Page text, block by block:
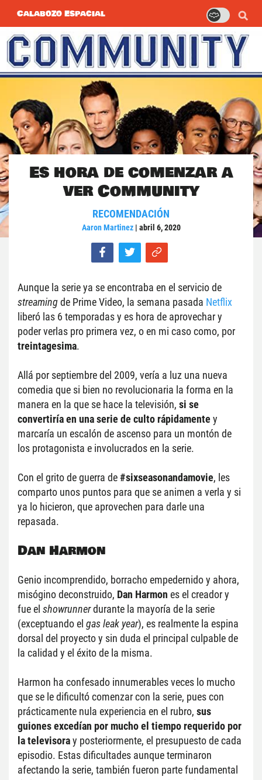
Calabozo Espacial
Es hora de comenzar a
ver Community
RECOMENDACIÓN
Aaron Martinez| abril 6, 2020
streaming de Prime Video, la semana pasada Netflix
liberó las 6 temporadas y es hora de aprovechar y
treintagesima.
Allá por septiembre del 2009, vería a luz una nueva
comedia que si bien no revolucionaria la forma en la
manera en la que se hace la televisión, si se
convertiría en una serie de culto rápidamente y
marcaría un escalón de ascenso para un montón de
los protagonista e involucrados en la serie.
Con el grito de guerra de #sixseasonandamovie, les
comparto unos puntos para que se animen a verla y si
ya lo hicieron, que aprovechen para darle una
repasada.
Dan Harmon
Genio incomprendido, borracho empedernido y ahora,
misógino deconstruido, Dan Harmon es el creador y
fue el showrunner durante la mayoría de la serie
(exceptuando el gas leak year), es realmente la espina
dorsal del proyecto y sin duda el principal culpable de
la calidad y el éxito de la misma.
Harmon ha confesado innumerables veces lo mucho
que se le dificultó comenzar con la serie, pues con
prácticamente nula experiencia en el rubro, sus
guiones excedían por mucho el tiempo requerido por
la televisora y posteriormente, el presupuesto de cada
episodio. Estas dificultades aunque terminaron
afectando la serie, también fueron parte fundamental